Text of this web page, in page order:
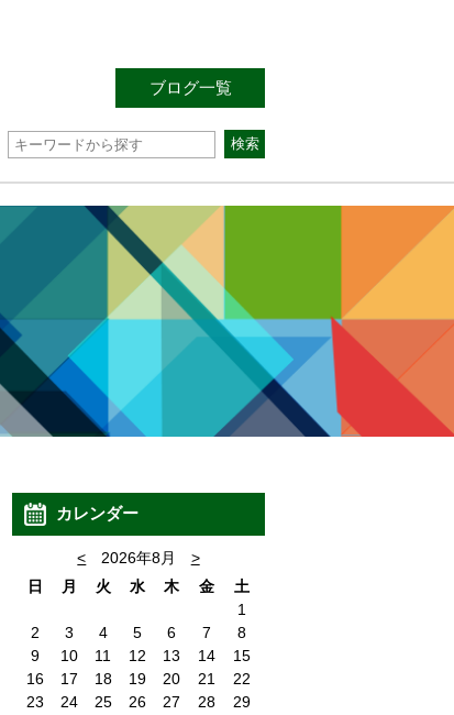
ブログ一覧
カレンダー
< 2026年8月
>
日
月 火 水 木 金
土
1
2
3 4 5 6 7
8
9
10 11 12 13 14
15
16
17 18 19 20 21
22
23
24 25 26 27 28
29